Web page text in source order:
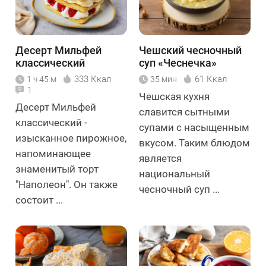
Десерт Мильфей
классический
1 ч 45 м 333 Ккал
1
Десерт Мильфей
классический -
изысканное пирожное,
напоминающее
знаменитый торт
"Наполеон". Он также
состоит ...
Чешский чесночный
суп «Чеснечка»
35 мин 61 Ккал
Чешская кухня
славится сытными
супами с насыщенным
вкусом. Таким блюдом
является
национальный
чесночный суп ...